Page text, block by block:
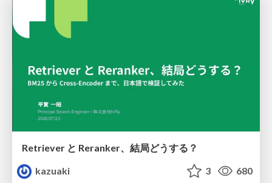
Retriever と Reranker、結局どうする？
kazuaki
3 680